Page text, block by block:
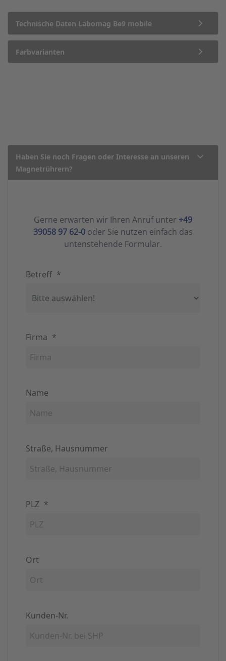
Technische Daten Labomag Be9 mobile
Farbvarianten
Haben Sie noch Fragen oder Interesse an unseren
Magnetrührern?
Gerne erwarten wir Ihren Anruf unter +49
39058 97 62-0 oder Sie nutzen einfach das
untenstehende Formular.
Betreff *
Firma *
Name
Straße, Hausnummer
PLZ *
Ort
Kunden-Nr.